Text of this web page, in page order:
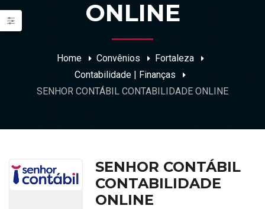
ONLINE
Home Convênios
Fortaleza
Contabilidade | Finanças
SENHOR CONTÁBIL CONTABILIDADE ONLINE
SENHOR CONTÁBIL
CONTABILIDADE
ONLINE